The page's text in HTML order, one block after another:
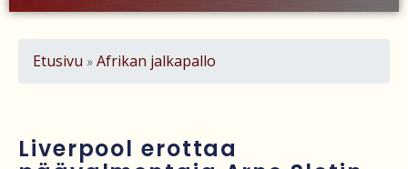
Justin Trudeau puolustautuu kritiikiltä – valitsi Katy Perryn
Etusivu » Afrikan jalkapallo
Liverpool erottaa